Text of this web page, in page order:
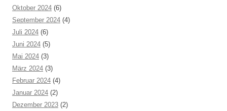
Oktober 2024 (6)
September 2024 (4)
Juli 2024 (6)
Juni 2024 (5)
Mai 2024 (3)
März 2024 (3)
Februar 2024 (4)
Januar 2024 (2)
Dezember 2023 (2)